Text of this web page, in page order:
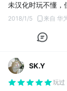
未汉化时玩不懂，
2018/1/5 来自 华
SK.Y
玩过